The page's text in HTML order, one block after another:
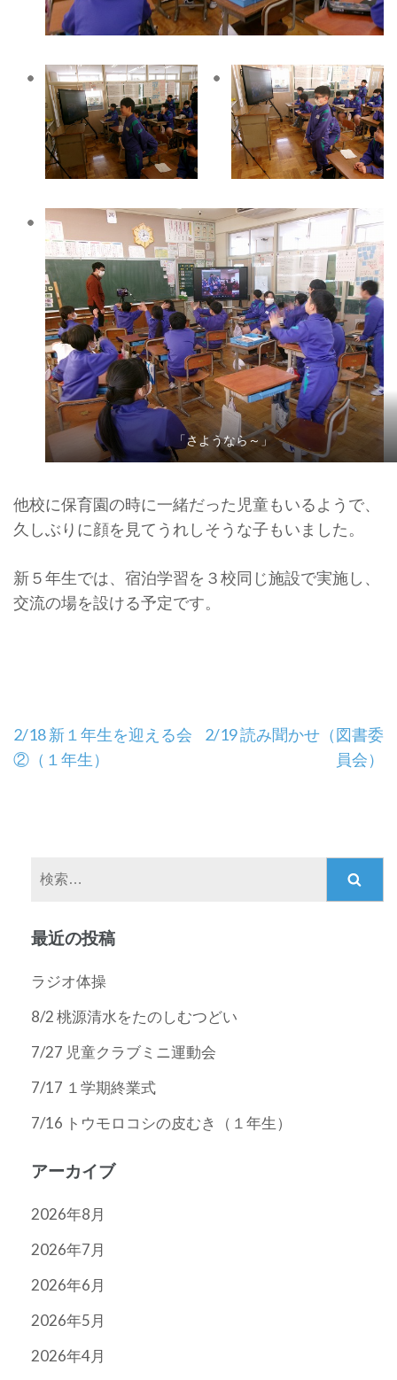
「さようなら～」
他校に保育園の時に一緒だった児童もいるようで、
久しぶりに顔を見てうれしそうな子もいました。
新５年生では、宿泊学習を３校同じ施設で実施し、
交流の場を設ける予定です。
投
稿
ン
2/18 新１年生を迎える会
②（１年生）
2/19 読み聞かせ（図書委
員会）
最近の投稿
ラジオ体操
8/2 桃源清水をたのしむつどい
7/27 児童クラブミニ運動会
7/17 １学期終業式
7/16 トウモロコシの皮むき（１年生）
アーカイブ
2026年8月
2026年7月
2026年6月
2026年5月
2026年4月